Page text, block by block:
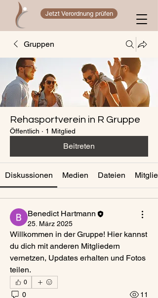
Jetzt Verordnung prüfen
Gruppen
Rehasportverein in R Gruppe
Öffentlich · 1 Mitglied
Beitreten
Diskussionen Medien Dateien
Benedict Hartmann
25. März 2025
Willkommen in der Gruppe! Hier kannst
du dich mit anderen Mitgliedern
vernetzen, Updates erhalten und Fotos
teilen.
0
0 11